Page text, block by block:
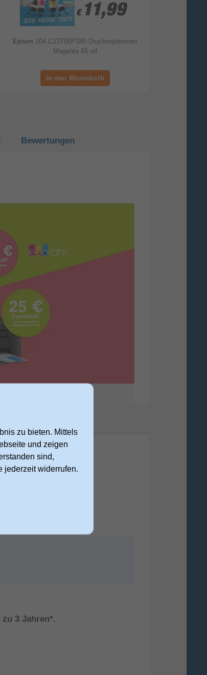
€ 11,99
€ 11,99
Epson 104 C13T00P340 Druckerpatronen
Magenta 65 ml
Bewertungen
3 Jahren*.
zu bieten. Mittels
und zeigen
sind,
jederzeit widerrufen.